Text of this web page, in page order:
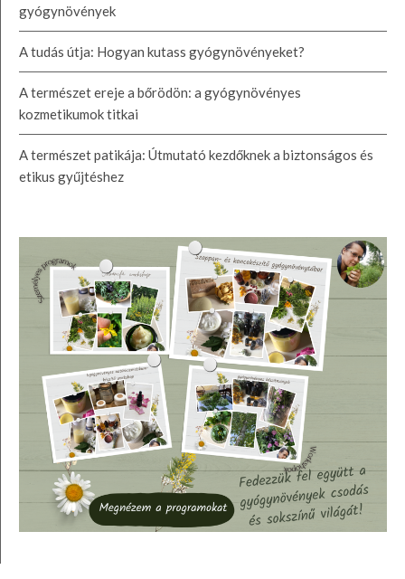
gyógynövények
A tudás útja: Hogyan kutass gyógynövényeket?
A természet ereje a bőrödön: a gyógynövényes
kozmetikumok titkai
A természet patikája: Útmutató kezdőknek a biztonságos és
etikus gyűjtéshez